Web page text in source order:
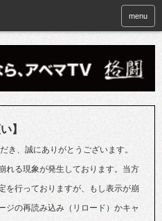
menu
】
き、誠にありがとうございます。
れる現象が発生しております。当方
を行っておりますが、もし表示が崩
ジの再読み込み（リロード）かキャ